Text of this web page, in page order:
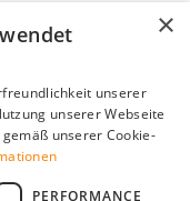
×
unserer
unserer Webseite
unserer Cookie-
PERFORMANCE